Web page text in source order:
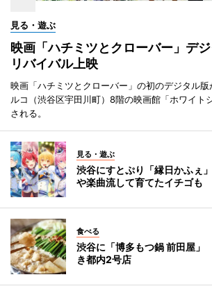
見る・遊ぶ
映画「ハチミツとクローバー」デ
リバイバル上映
映画「ハチミツとクローバー」の初のデジタル
ルコ（渋谷区宇田川町）8階の映画館「ホワイト
される。
見る・遊ぶ
渋谷にすとぷり「縁日かふぇ
や楽曲流して育てたイチゴも
食べる
渋谷に「博多もつ鍋 前田屋
き都内2号店